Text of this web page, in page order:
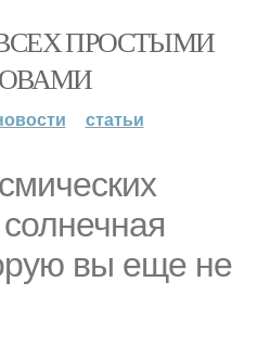
ПРОСТЫМИ
статьи
вы еще не